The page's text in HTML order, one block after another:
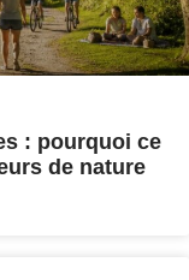
: pourquoi ce
de nature